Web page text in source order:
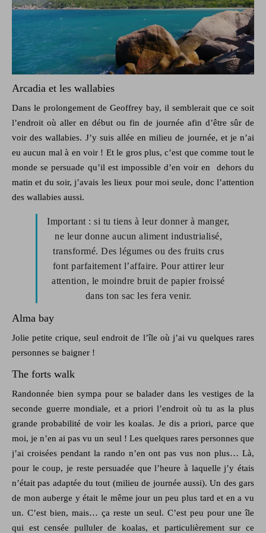
Arcadia et les wallabies
Dans le prolongement de Geoffrey bay, il semblerait que ce soit
l’endroit où aller en début ou fin de journée afin d’être sûr de
voir des wallabies. J’y suis allée en milieu de journée, et je n’ai
eu aucun mal à en voir ! Et le gros plus, c’est que comme tout le
monde se persuade qu’il est impossible d’en voir en dehors du
matin et du soir, j’avais les lieux pour moi seule, donc l’attention
des wallabies aussi.
Important : si tu tiens à leur donner à manger,
ne leur donne aucun aliment industrialisé,
transformé. Des légumes ou des fruits crus
font parfaitement l’affaire. Pour attirer leur
attention, le moindre bruit de papier froissé
dans ton sac les fera venir.
Alma bay
Jolie petite crique, seul endroit de l’île où j’ai vu quelques rares
personnes se baigner !
The forts walk
Randonnée bien sympa pour se balader dans les vestiges de la
seconde guerre mondiale, et a priori l’endroit où tu as la plus
grande probabilité de voir les koalas. Je dis a priori, parce que
moi, je n’en ai pas vu un seul ! Les quelques rares personnes que
j’ai croisées pendant la rando n’en ont pas vus non plus… Là,
pour le coup, je reste persuadée que l’heure à laquelle j’y étais
n’était pas adaptée du tout (milieu de journée aussi). Un des gars
de mon auberge y était le même jour un peu plus tard et en a vu
un. C’est bien, mais… ça reste un seul. C’est peu pour une île
qui est censée pulluler de koalas, et particulièrement sur ce